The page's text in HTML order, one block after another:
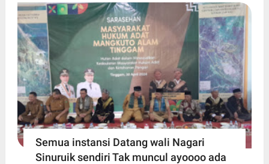
Semua instansi Datang wali Nagari
Sinuruik sendiri Tak muncul ayoooo ada